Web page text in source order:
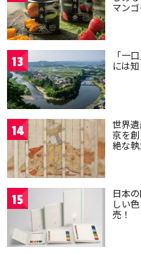
マン
13 「一
には
14 世界
京を
絶な
15 日本
しい
売！